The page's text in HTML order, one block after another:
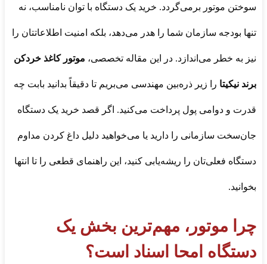
سوختن موتور برمی‌گردد. خرید یک دستگاه با توان نامناسب، نه
تنها بودجه سازمان شما را هدر می‌دهد، بلکه امنیت اطلاعاتتان را
نیز به خطر می‌اندازد. در این مقاله تخصصی، موتور کاغذ خردکن
برند نیکیتا را زیر ذره‌بین مهندسی می‌بریم تا دقیقاً بدانید بابت چه
قدرت و دوامی پول پرداخت می‌کنید. اگر قصد خرید یک دستگاه
جان‌سخت سازمانی را دارید یا می‌خواهید دلیل داغ کردن مداوم
دستگاه فعلی‌تان را ریشه‌یابی کنید، این راهنمای قطعی را تا انتها
بخوانید.
چرا موتور، مهم‌ترین بخش یک
دستگاه امحا اسناد است؟